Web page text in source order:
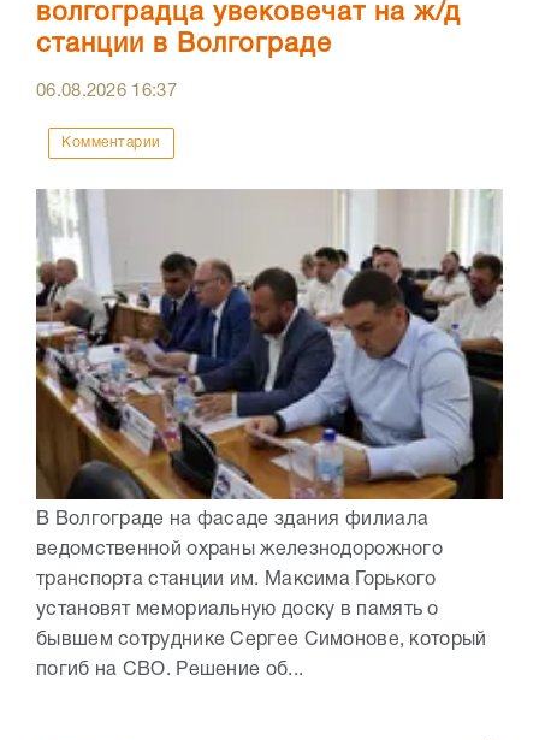
волгоградца увековечат на ж/д
станции в Волгограде
06.08.2026 16:37
Комментарии
В Волгограде на фасаде здания филиала
ведомственной охраны железнодорожного
транспорта станции им. Максима Горького
установят мемориальную доску в память о
бывшем сотруднике Сергее Симонове, который
погиб на СВО. Решение об...